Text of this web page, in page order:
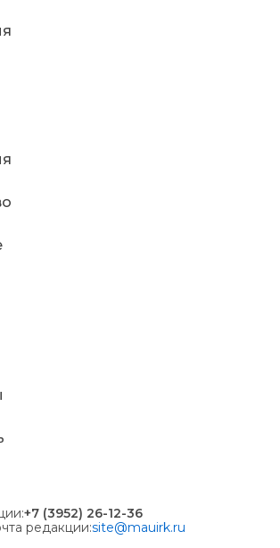
+7 (3952) 26-12-36
редакции:site@mauirk.ru